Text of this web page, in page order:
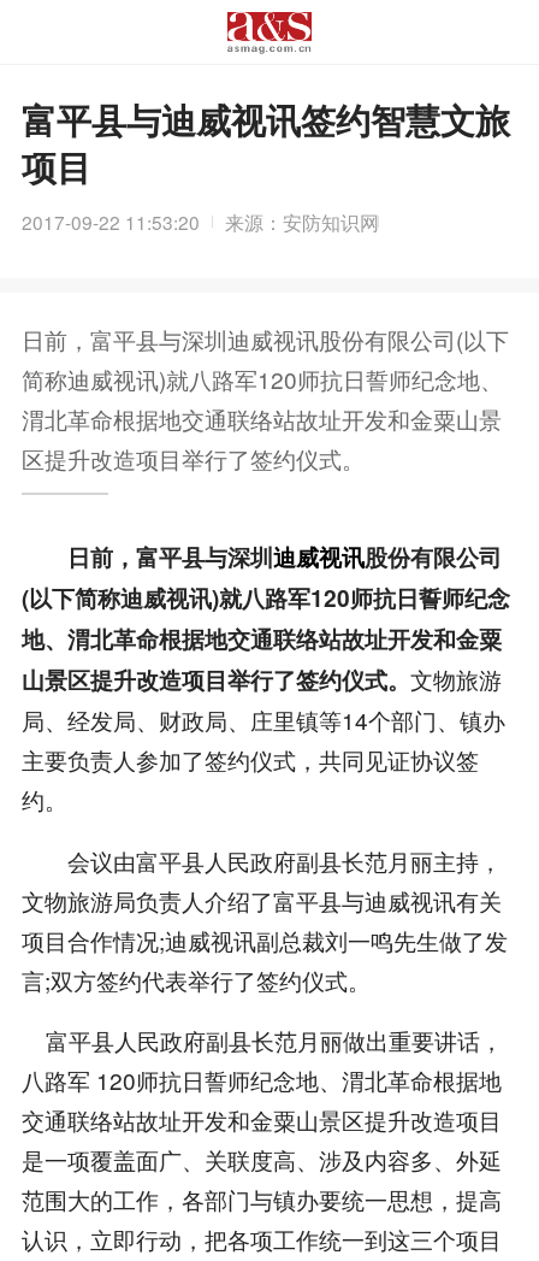
富平县与迪威视讯签约智慧文旅
项目
2017-09-22 11:53:20 来源：安防知识网
日前，富平县与深圳迪威视讯股份有限公司(以下
简称迪威视讯)就八路军120师抗日誓师纪念地、
渭北革命根据地交通联络站故址开发和金粟山景
区提升改造项目举行了签约仪式。
日前，富平县与深圳迪威视讯股份有限公司
(以下简称迪威视讯)就八路军120师抗日誓师纪念
地、渭北革命根据地交通联络站故址开发和金粟
山景区提升改造项目举行了签约仪式。 文物旅游
局、经发局、财政局、庄里镇等14个部门、镇办
主要负责人参加了签约仪式，共同见证协议签
约。
会议由富平县人民政府副县长范月丽主持，
文物旅游局负责人介绍了富平县与迪威视讯有关
项目合作情况;迪威视讯副总裁刘一鸣先生做了发
言;双方签约代表举行了签约仪式。
富平县人民政府副县长范月丽做出重要讲话，
八路军 120师抗日誓师纪念地、渭北革命根据地
交通联络站故址开发和金粟山景区提升改造项目
是一项覆盖面广、关联度高、涉及内容多、外延
范围大的工作，各部门与镇办要统一思想，提高
认识，立即行动，把各项工作统一到这三个项目